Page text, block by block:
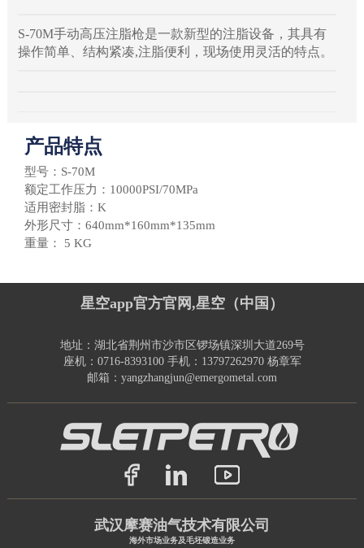
S-70M手动高压注脂枪是一款新型的注脂设备，其具有
操作简单、结构紧凑,注脂便利，现场使用灵活的特点。
产品特点
型号：S-70M
额定工作压力：10000PSI/70MPa
适用密封脂：K
外形尺寸：640mm*160mm*135mm
重量：
5 KG
星空app官方官网,星空（中国）
地址：湖北省荆州市沙市区锣场镇深圳大道269号
座机：0716-8393100 手机：13797262970 杨章军
邮箱：yangzhangjun@emergometal.com
武汉摩赛油气技术有限公司
海外市场业务及毛坯锻造业务